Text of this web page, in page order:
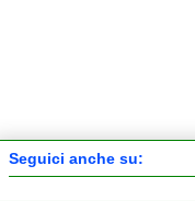
Seguici anche su: